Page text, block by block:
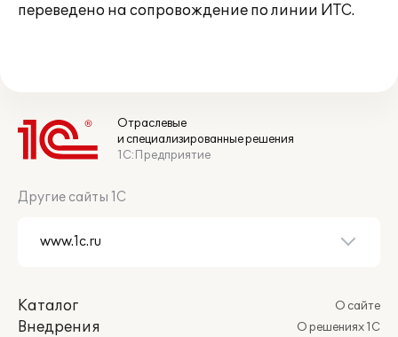
переведено на сопровождение по линии ИТС.
Отраслевые
и специализированные решения
1С:Предприятие
Другие сайты 1С
Каталог
Внедрения
О сайте
О решениях 1С